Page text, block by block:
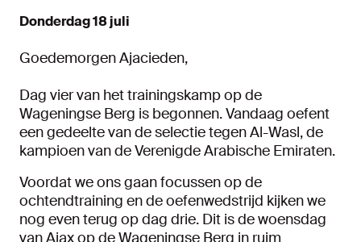
Donderdag 18 juli
Goedemorgen Ajacieden,
Dag vier van het trainingskamp op de
Wageningse Berg is begonnen. Vandaag oefent
een gedeelte van de selectie tegen Al-Wasl, de
kampioen van de Verenigde Arabische Emiraten.
Voordat we ons gaan focussen op de
ochtendtraining en de oefenwedstrijd kijken we
nog even terug op dag drie. Dit is de woensdag
van Ajax op de Wageningse Berg in ruim